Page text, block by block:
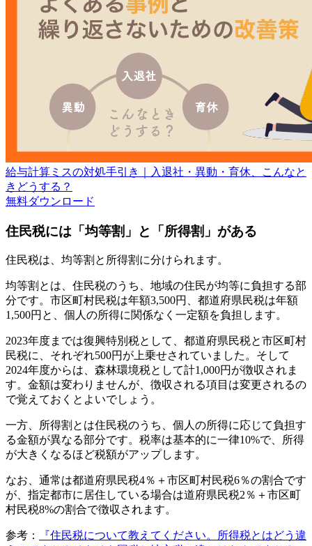
給与計算ミスの対処手引き｜入退社・異動・育休、こんなと
きどうする？
無料ダウンロード
住民税には「均等割」と「所得割」がある
住民税は、均等割と所得割に分けられます。
均等割とは、住民税のうち、地域の住民が均等に負担する部
分です。市区町村民税は年額3,500円、都道府県民税は年額
1,500円と、個人の所得に関係なく一定額を負担します。
2023年度までは復興特別税として、都道府県民税と市区町村
民税に、それぞれ500円が上乗せされていました。そして
2024年度からは、森林環境税として計1,000円が徴収されま
す。金額は変わりませんが、徴収される項目は変更されるの
で覚えておくとよいでしょう。
一方、所得割とは住民税のうち、個人の所得に応じて負担す
る金額が異なる部分です。税率は基本的に一律10%で、所得
が大きくなるほど税額がアップします。
なお、通常は都道府県民税4％＋市区町村民税6％の割合です
が、指定都市に居住している場合は道府県民税2％＋市区町
村民税8%の割合で徴収されます。
参考：
『住民税について教えてください。所得税とはどう違